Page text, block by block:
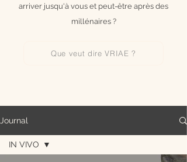
arriver jusqu'à vous et peut-être après des
millénaires ?
Que veut dire VRIAE ?
Journal
IN VIVO